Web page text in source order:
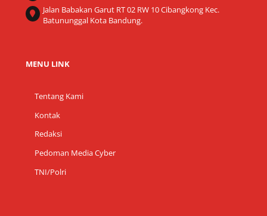
Jalan Babakan Garut RT 02 RW 10 Cibangkong Kec.
Batununggal Kota Bandung.
MENU LINK
Tentang Kami
Kontak
Redaksi
Pedoman Media Cyber
TNI/Polri